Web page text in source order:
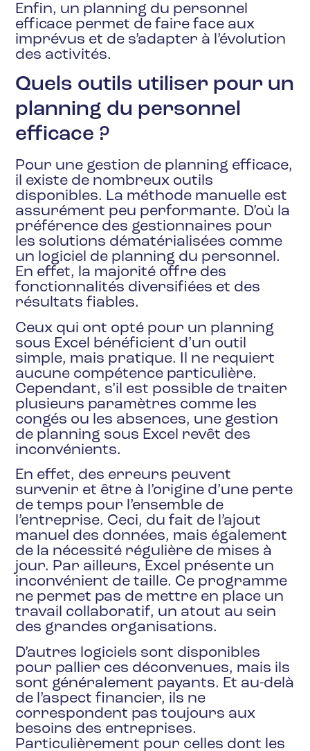
Enfin, un planning du personnel
efficace permet de faire face aux
imprévus et de s’adapter à l’évolution
des activités.
Quels outils utiliser pour un
planning du personnel
efficace ?
Pour une gestion de planning efficace,
il existe de nombreux outils
disponibles. La méthode manuelle est
assurément peu performante. D’où la
préférence des gestionnaires pour
les solutions dématérialisées comme
un logiciel de planning du personnel.
En effet, la majorité offre des
fonctionnalités diversifiées et des
résultats fiables.
Ceux qui ont opté pour un planning
sous Excel bénéficient d’un outil
simple, mais pratique. Il ne requiert
aucune compétence particulière.
Cependant, s’il est possible de traiter
plusieurs paramètres comme les
congés ou les absences, une gestion
de planning sous Excel revêt des
inconvénients.
En effet, des erreurs peuvent
survenir et être à l’origine d’une perte
de temps pour l’ensemble de
l’entreprise. Ceci, du fait de l’ajout
manuel des données, mais également
de la nécessité régulière de mises à
jour. Par ailleurs, Excel présente un
inconvénient de taille. Ce programme
ne permet pas de mettre en place un
travail collaboratif, un atout au sein
des grandes organisations.
D’autres logiciels sont disponibles
pour pallier ces déconvenues, mais ils
sont généralement payants. Et au-delà
de l’aspect financier, ils ne
correspondent pas toujours aux
besoins des entreprises.
Particulièrement pour celles dont les